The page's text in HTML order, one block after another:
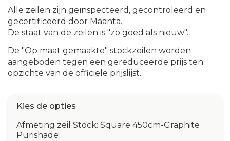
Alle zeilen zijn geïnspecteerd, gecontroleerd en
gecertificeerd door Maanta.
De staat van de zeilen is "zo goed als nieuw".
De "Op maat gemaakte" stockzeilen worden
aangeboden tegen een gereduceerde prijs ten
opzichte van de officiële prijslijst.
Kies de opties
Afmeting zeil Stock: Square 450cm-Graphite
Purishade